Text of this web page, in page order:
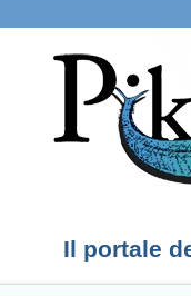
Il portale